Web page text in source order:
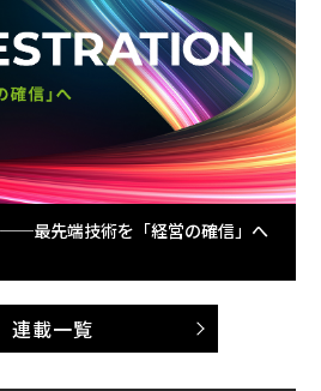
最先端技術を「経営の確信」へ
連載一覧